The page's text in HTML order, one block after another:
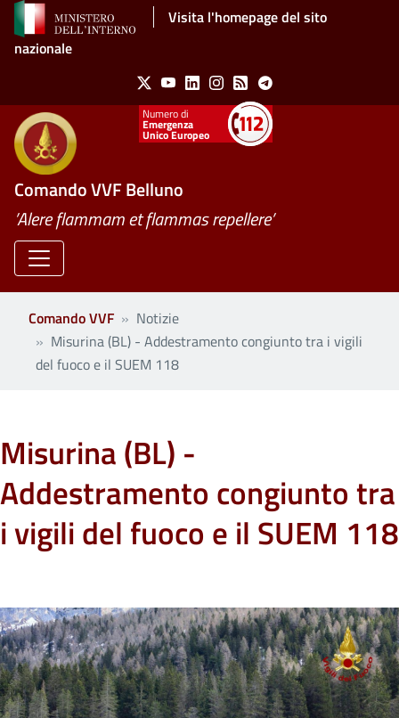
Salta al contenuto principaleVisita l'homepage del sito
nazionale
Social Menu
X YoutubeLinkedinInstagram
Feed Telegram
Emergenza
Unico Europeo
Comando VVF Belluno
’Alere flammam et flammas repellere’
Comando VVF
Notizie
Misurina (BL) - Addestramento congiunto tra i vigili
del fuoco e il SUEM 118
Misurina (BL) -
Addestramento congiunto tra
i vigili del fuoco e il SUEM 118